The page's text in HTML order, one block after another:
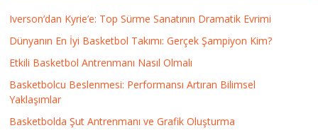
Iverson’dan Kyrie’e: Top Sürme Sanatının Dramatik Evrimi
Dünyanın En İyi Basketbol Takımı: Gerçek Şampiyon Kim?
Etkili Basketbol Antrenmanı Nasıl Olmalı
Basketbolcu Beslenmesi: Performansı Artıran Bilimsel
Yaklaşımlar
Basketbolda Şut Antrenmanı ve Grafik Oluşturma